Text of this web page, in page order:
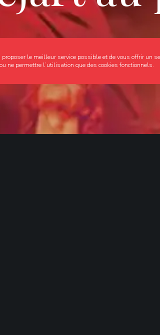
le meilleur service possible et de vous offrir un
ne permettre l’utilisation que des cookies fonctionnels.